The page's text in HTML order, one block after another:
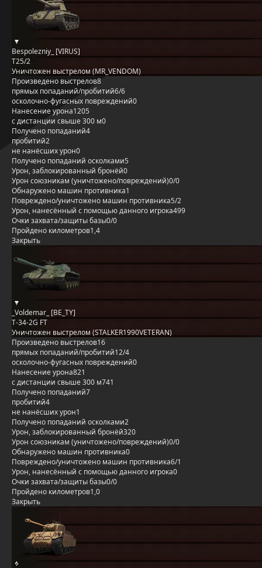
Bespolezniy_ [VIRUS]
T25/2
Уничтожен выстрелом (MR_VENDOM)
Произведено выстрелов8
прямых попаданий/пробитий6/6
осколочно-фугасных повреждений0
Нанесение урона1205
с дистанции свыше 300 м0
Получено попаданий4
пробитий2
не нанёсших урон0
Получено попаданий осколками5
Урон, заблокированный бронёй0
Урон союзникам (уничтожено/повреждений)0/0
Обнаружено машин противника1
Повреждено/уничтожено машин противника5/2
Урон, нанесённый с помощью данного игрока499
Очки захвата/защиты базы0/0
Пройдено километров1,4
Закрыть
_Voldemar_ [BE_TY]
T-34-2G FT
Уничтожен выстрелом (STALKER1990VETERAN)
Произведено выстрелов16
прямых попаданий/пробитий12/4
осколочно-фугасных повреждений0
Нанесение урона821
с дистанции свыше 300 м741
Получено попаданий7
пробитий4
не нанёсших урон1
Получено попаданий осколками2
Урон, заблокированный бронёй320
Урон союзникам (уничтожено/повреждений)0/0
Обнаружено машин противника0
Повреждено/уничтожено машин противника6/1
Урон, нанесённый с помощью данного игрока0
Очки захвата/защиты базы0/0
Пройдено километров1,0
Закрыть